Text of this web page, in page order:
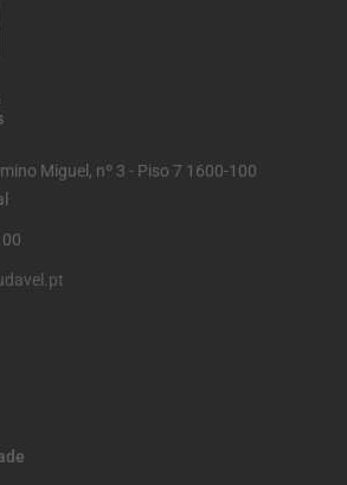
Miguel, nº 3 - Piso 7 1600-100